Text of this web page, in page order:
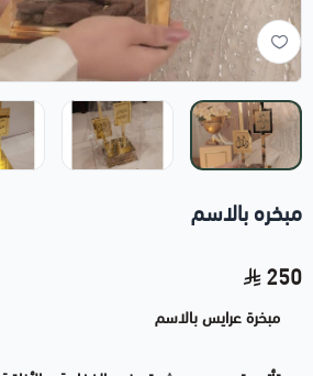
مبخره بالاسم
250
مبخرة عرايس بالاسم